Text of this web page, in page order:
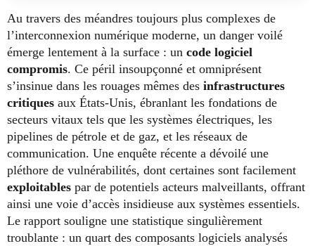
Au travers des méandres toujours plus complexes de
l’interconnexion numérique moderne, un danger voilé
émerge lentement à la surface : un code logiciel
compromis. Ce péril insoupçonné et omniprésent
s’insinue dans les rouages mêmes des infrastructures
critiques aux États-Unis, ébranlant les fondations de
secteurs vitaux tels que les systèmes électriques, les
pipelines de pétrole et de gaz, et les réseaux de
communication. Une enquête récente a dévoilé une
pléthore de vulnérabilités, dont certaines sont facilement
exploitables par de potentiels acteurs malveillants, offrant
ainsi une voie d’accès insidieuse aux systèmes essentiels.
Le rapport souligne une statistique singulièrement
troublante : un quart des composants logiciels analysés